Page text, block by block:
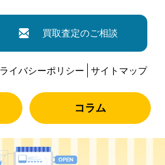
買取査定のご相談
イバシーポリシー サイトマップ
コラム